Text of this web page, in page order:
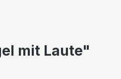
mit Laute"